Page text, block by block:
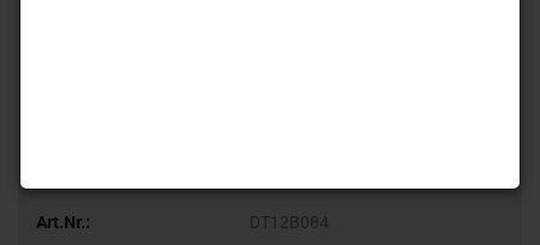
Art.Nr.:
DT12B084